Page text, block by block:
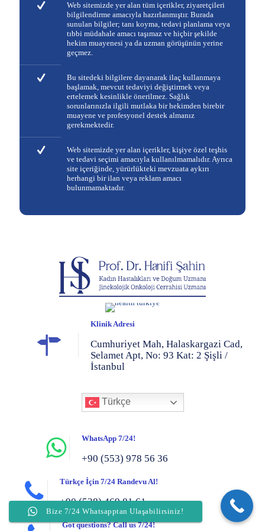
Web sitemizde yer alan tüm içerikler, ziyaretçileri
bilgilendirme amacıyla hazırlanmıştır. Burada
sunulan bilgiler; tanı koyma, tedavi planlama veya
tıbbi müdahale amacı taşımaz ve hiçbir şekilde
hekim muayenesi ya da uzman görüşünün yerine
geçmez.
Bu sitedeki bilgilere dayanarak ilaç kullanmaya
başlamak, mevcut tedaviyi değiştirmek veya
ertelemek kesinlikle önerilmez. Sağlık
sorunlarınızla ilgili mutlaka bir hekimden birebir
muayene ve profesyonel destek almanız
gerekmektedir.
Web sitemizde yer alan içerikler, kişiye özel teşhis
ve tedavi seçimi amacıyla kullanılmamalıdır. Ayrıca
site içeriğinde, yürürlükteki mevzuata aykırı
herhangi bir ilan veya reklam amacı
bulunmamaktadır.
Klinik Adresi
Cumhuriyet Mah, Halaskargazi Cad,
Selamet Apt, No: 93 Kat: 2 Şişli /
İstanbul
Türkçe
WhatsApp 7/24!
+90 (553) 978 56 36
Türkçe İçin 7/24 Randevu Al!
+90 (538) 469 81 61
Got questions? Call us 7/24!
Bize 7/24 Whatsapptan Ulaşabilirsiniz!